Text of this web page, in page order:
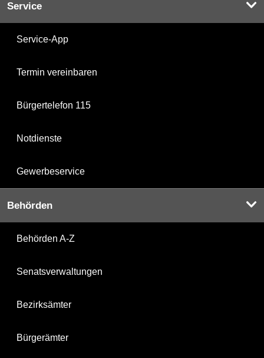
Service
Service-App
Termin vereinbaren
Bürgertelefon 115
Notdienste
Gewerbeservice
Behörden
Behörden A-Z
Senatsverwaltungen
Bezirksämter
Bürgerämter